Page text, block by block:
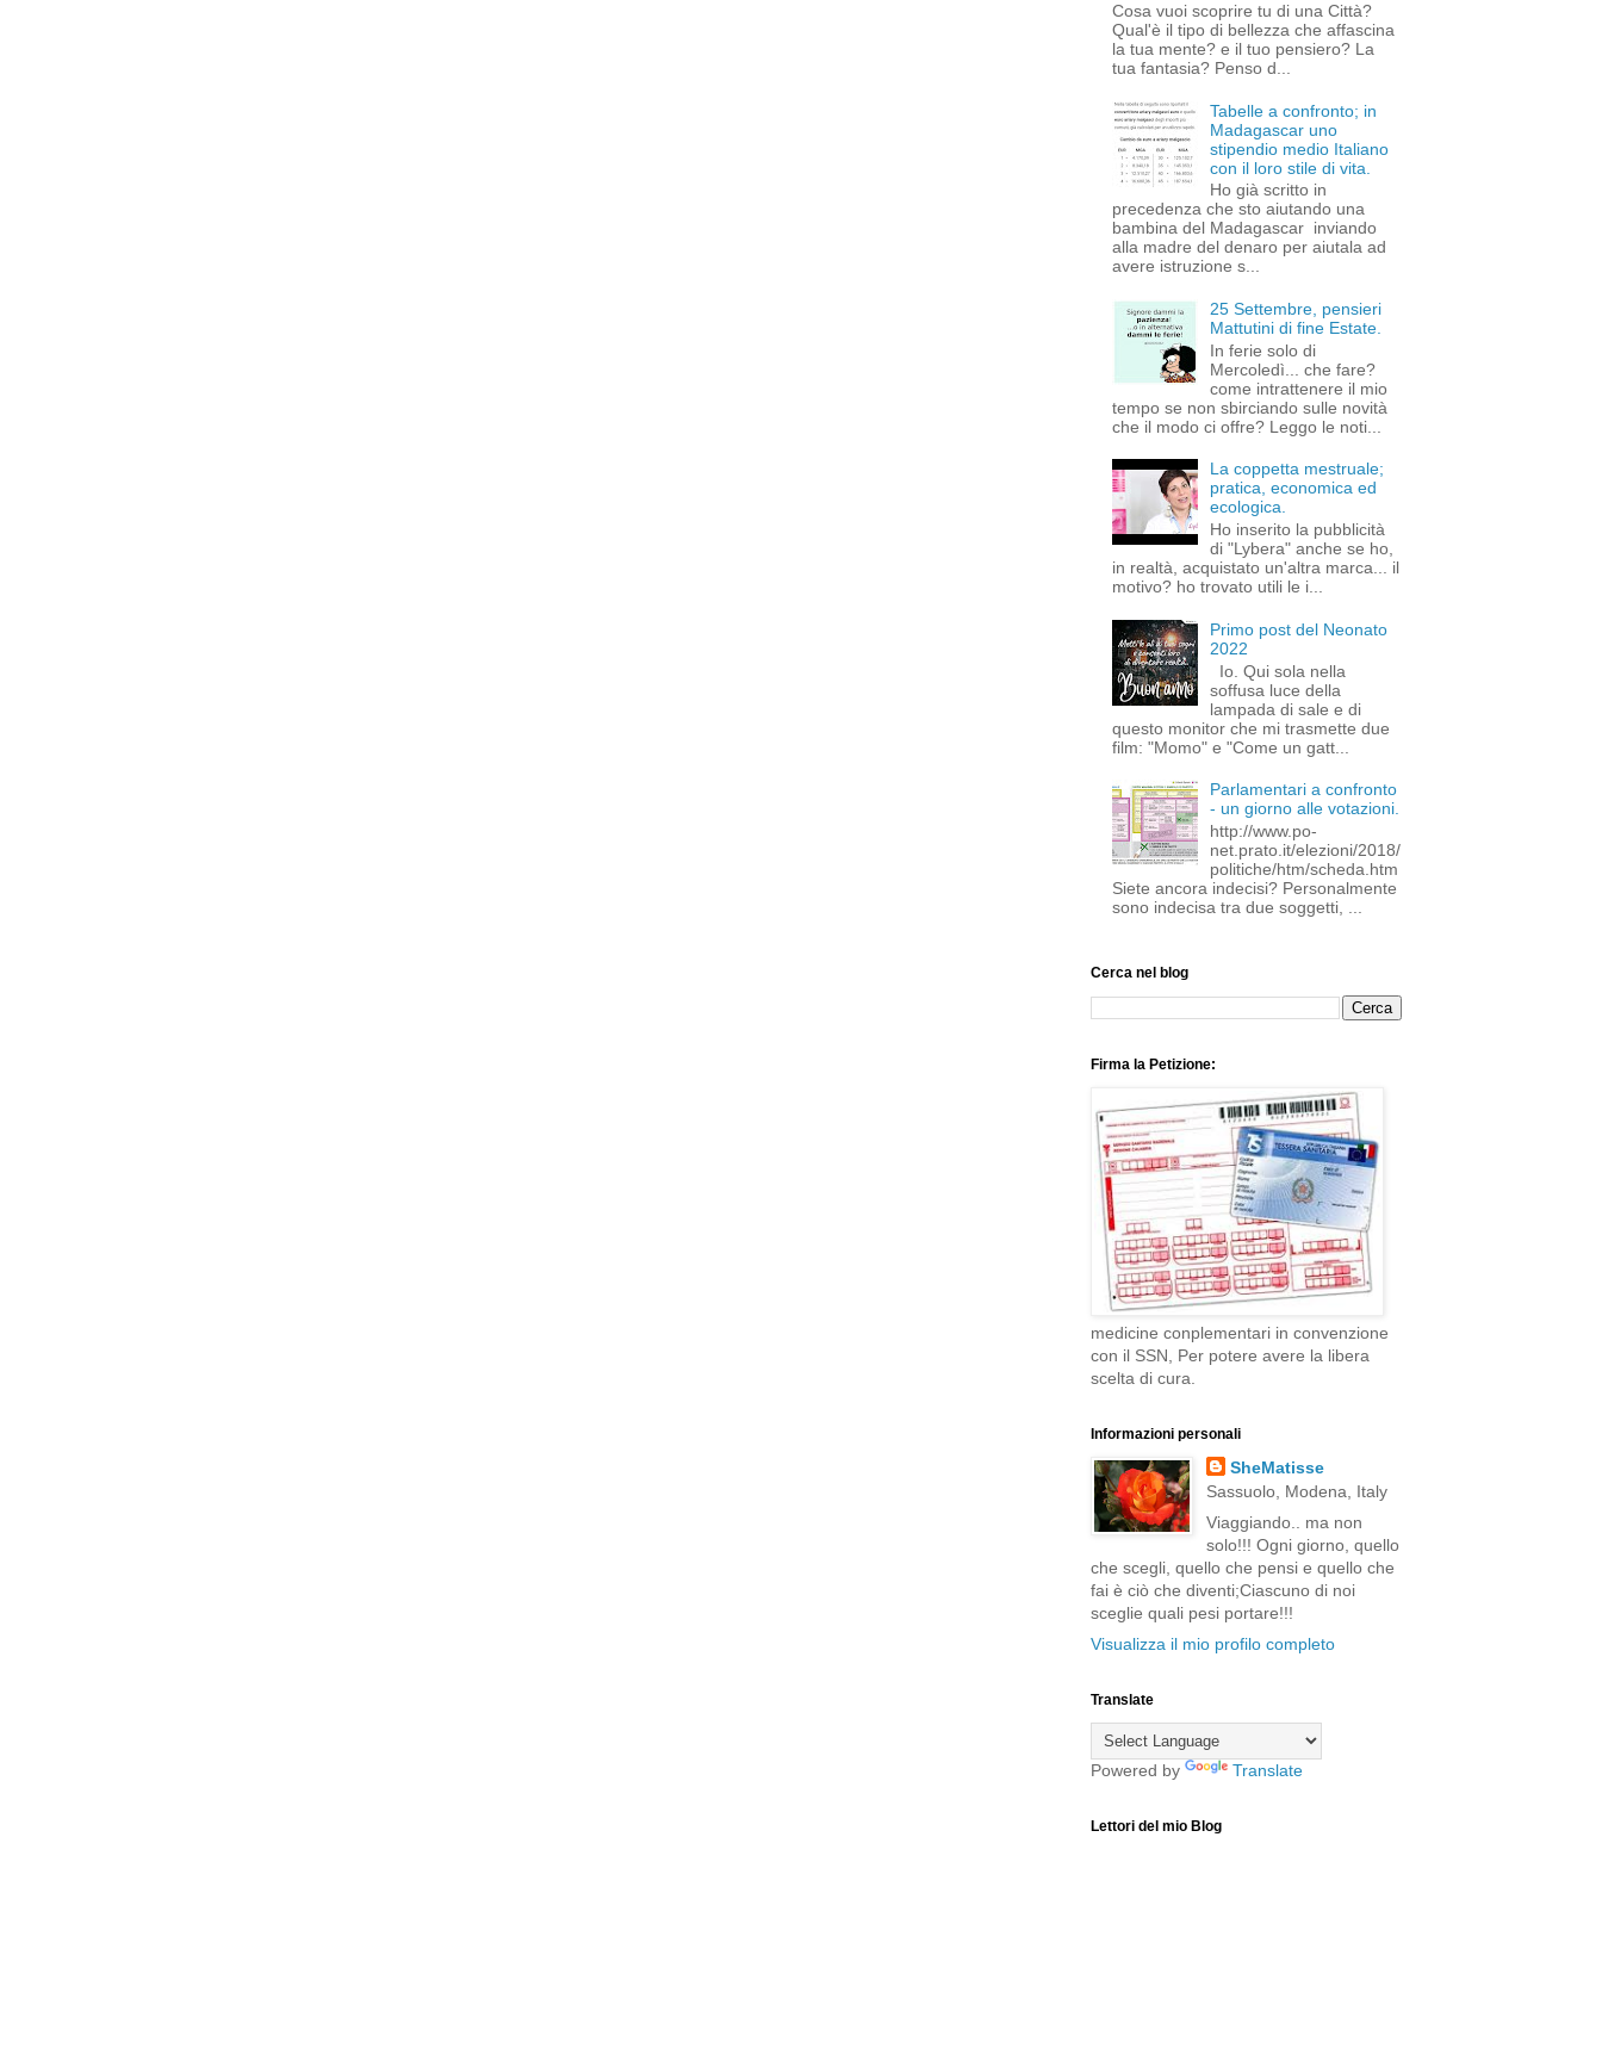
Cosa vuoi scoprire tu di una Città?
Qual'è il tipo di bellezza che affascina
la tua mente? e il tuo pensiero? La
tua fantasia? Penso d...
Tabelle a confronto; in
Madagascar uno
stipendio medio Italiano
con il loro stile di vita.
Ho già scritto in
precedenza che sto aiutando una
bambina del Madagascar inviando
alla madre del denaro per aiutala ad
avere istruzione s...
25 Settembre, pensieri
Mattutini di fine Estate.
In ferie solo di
Mercoledì... che fare?
come intrattenere il mio
tempo se non sbirciando sulle novità
che il modo ci offre? Leggo le noti...
La coppetta mestruale;
pratica, economica ed
ecologica.
Ho inserito la pubblicità
di "Lybera" anche se ho,
in realtà, acquistato un'altra marca... il
motivo? ho trovato utili le i...
Primo post del Neonato
2022
Io. Qui sola nella
soffusa luce della
lampada di sale e di
questo monitor che mi trasmette due
film: "Momo" e "Come un gatt...
Parlamentari a confronto
- un giorno alle votazioni.
http://www.po-
net.prato.it/elezioni/2018/
politiche/htm/scheda.htm
Siete ancora indecisi? Personalmente
sono indecisa tra due soggetti, ...
Cerca nel blog
Firma la Petizione:
medicine conplementari in convenzione
con il SSN, Per potere avere la libera
scelta di cura.
Informazioni personali
SheMatisse
Sassuolo, Modena, Italy
Viaggiando.. ma non
solo!!! Ogni giorno, quello
che scegli, quello che pensi e quello che
fai è ciò che diventi;Ciascuno di noi
sceglie quali pesi portare!!!
Visualizza il mio profilo completo
Translate
Powered by Translate
Lettori del mio Blog